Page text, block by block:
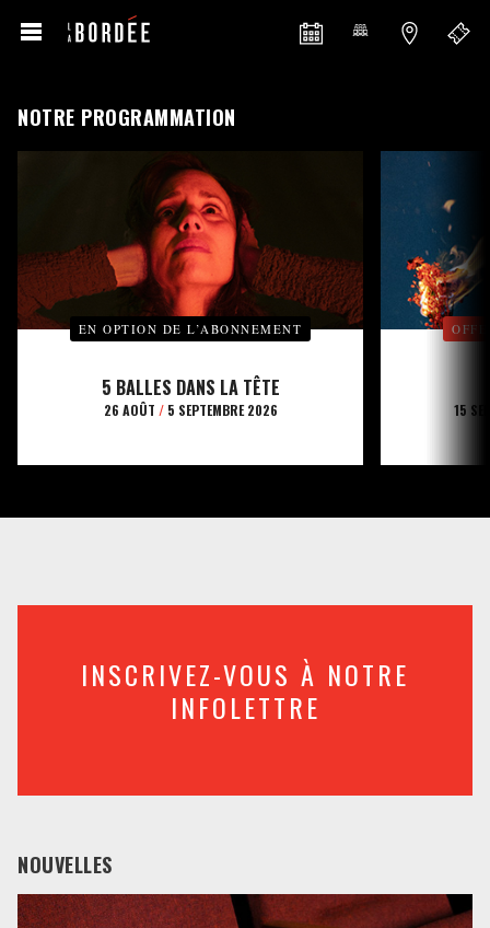
NOTRE PROGRAMMATION
EN OPTION DE L’ABONNEMENT
5 BALLES DANS LA TÊTE
26 AOÛT /5 SEPTEMBRE 2026 15
INSCRIVEZ-VOUS À NOTRE
INFOLETTRE
NOUVELLES